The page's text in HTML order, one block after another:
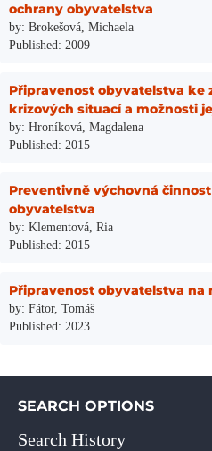
ochrany obyvatelstva
by: Brokešová, Michaela
Published: 2009
Připravenost obyvatelstva ke
krizových situací a možnosti
by: Hroníková, Magdalena
Published: 2015
Preventivně výchovná
obyvatelstva
by: Klementová, Ria
Published: 2015
Připravenost obyvatelstva na
by: Fátor, Tomáš
Published: 2023
SEARCH OPTIONS
Search History